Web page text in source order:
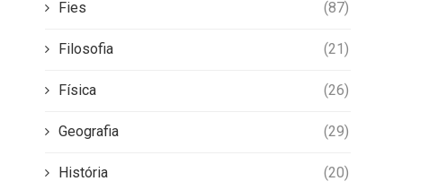
Fies (87)
Filosofia (21)
Física (26)
Geografia (29)
História (20)